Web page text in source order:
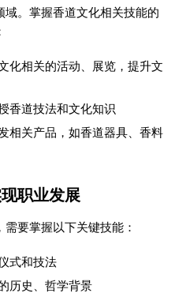
。掌握香道文化相关技能的
化相关的活动、展览，提升文
香道技法和文化知识
相关产品，如香道器具、香料
职业发展
要掌握以下关键技能：
式和技法
历史、哲学背景